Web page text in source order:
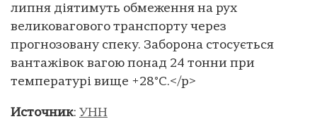
липня діятимуть обмеження на рух
великовагового транспорту через
прогнозовану спеку. Заборона стосується
вантажівок вагою понад 24 тонни при
температурі вище +28°C.</p>
Источник: УНН